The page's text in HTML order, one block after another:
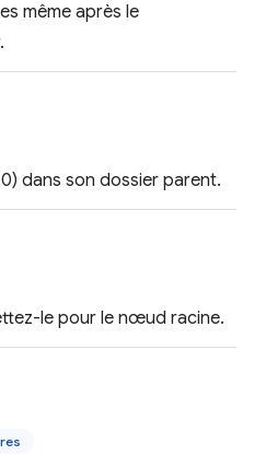
même après le
dans son dossier parent.
le pour le nœud racine.